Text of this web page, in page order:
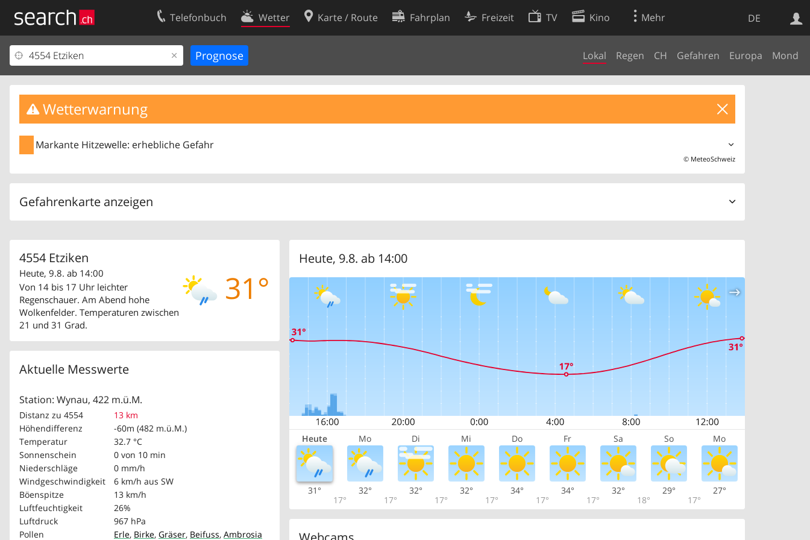
DE
Telefonbuch Wetter Karte / Route Fahrplan Freizeit TV Kino Mehr
Lokal Regen CH Gefahren Europa Mond
Wetterwarnung
Markante Hitzewelle: erhebliche Gefahr
© MeteoSchweiz
Gefahrenkarte anzeigen
4554 Etziken
31°
Heute, 9.8. ab 14:00
Von 14 bis 17 Uhr leichter
Regenschauer. Am Abend hohe
Wolkenfelder. Temperaturen zwischen
21 und 31 Grad.
Aktuelle Messwerte
Station: Wynau, 422 m.ü.M.
Distanz zu 4554
13 km
Höhendifferenz
-60m (482 m.ü.M.)
Temperatur
32.7 °C
Sonnenschein
0 von 10 min
Niederschläge
0 mm/h
Windgeschwindigkeit
6 km/h aus SW
Böenspitze
13 km/h
Luftfeuchtigkeit
26%
Luftdruck
967 hPa
Pollen
Erle, Birke, Gräser, Beifuss, Ambrosia
Heute, 9.8. ab 14:00
Heute Mo Di Mi Do Fr Sa So Mo
31°
17°
32°
17°
32°
17°
32°
17°
34°
17°
34°
17°
32°
18°
29°
17°
27°
Websuche
Ihr Eintrag
Kundencenter Geschäftskunden
Impressum
Kontakt
Nutzungsbedingungen
Datenschutzerklärung
Cookie-Einstellungen
Entwickler